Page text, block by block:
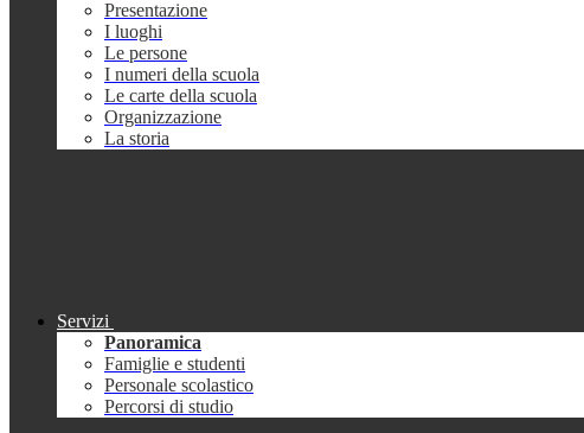
Presentazione
I luoghi
Le persone
I numeri della scuola
Le carte della scuola
Organizzazione
La storia
Servizi
Panoramica
Famiglie e studenti
Personale scolastico
Percorsi di studio